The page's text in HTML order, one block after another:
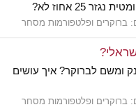
25 אחוז לא?
ברוקרים ופלטפורמות מסחר
ומשם לברוקר? איך עושים
ברוקרים ופלטפורמות מסחר